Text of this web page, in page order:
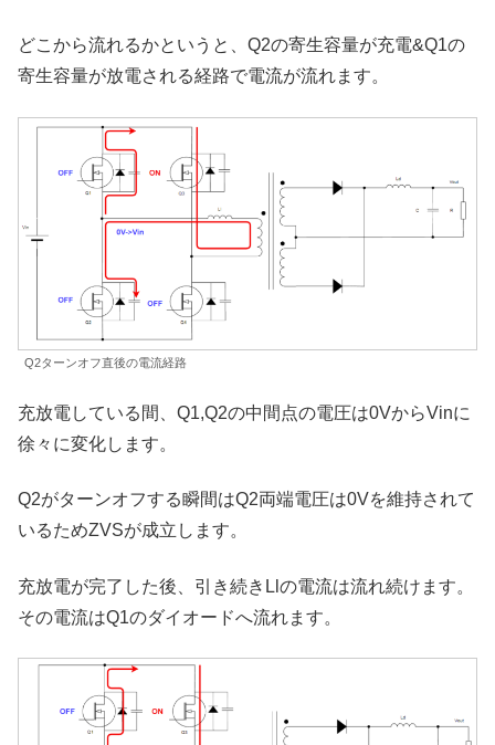
どこから流れるかというと、Q2の寄生容量が充電&Q1の
寄生容量が放電される経路で電流が流れます。
Q2ターンオフ直後の電流経路
充放電している間、Q1,Q2の中間点の電圧は0VからVinに
徐々に変化します。
Q2がターンオフする瞬間はQ2両端電圧は0Vを維持されて
いるためZVSが成立します。
充放電が完了した後、引き続きLlの電流は流れ続けます。
その電流はQ1のダイオードへ流れます。